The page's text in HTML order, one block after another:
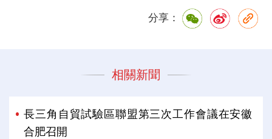
分享：
相關新聞
長三角自貿試驗區聯盟第三次工作會議在安徽
合肥召開